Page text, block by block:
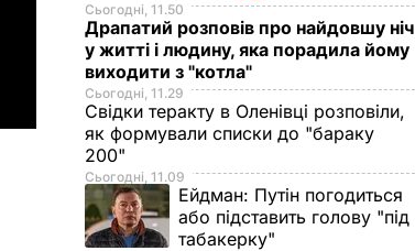
Сьогодні, 11.50
Драпатий розповів про найдовшу ніч
у житті і людину, яка порадила йому
виходити з "котла"
Сьогодні, 11.29
Свідки теракту в Оленівці розповіли,
як формували списки до "бараку
200"
Сьогодні, 11.09
Ейдман: Путін погодиться
або підставить голову "під
табакерку"